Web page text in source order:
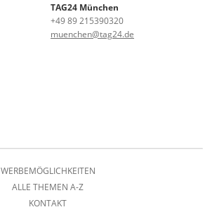
TAG24 München
+49 89 215390320
muenchen@tag24.de
WERBEMÖGLICHKEITEN
ALLE THEMEN A-Z
KONTAKT